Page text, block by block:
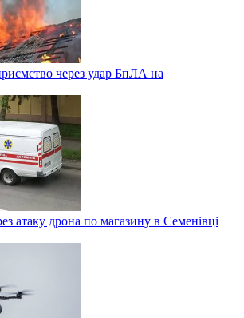
через удар БпЛА на
атаку дрона по магазину в Семенівці